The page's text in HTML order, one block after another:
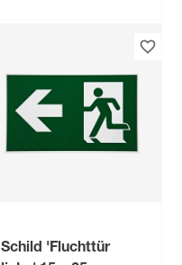
Schild 'Fluchttür